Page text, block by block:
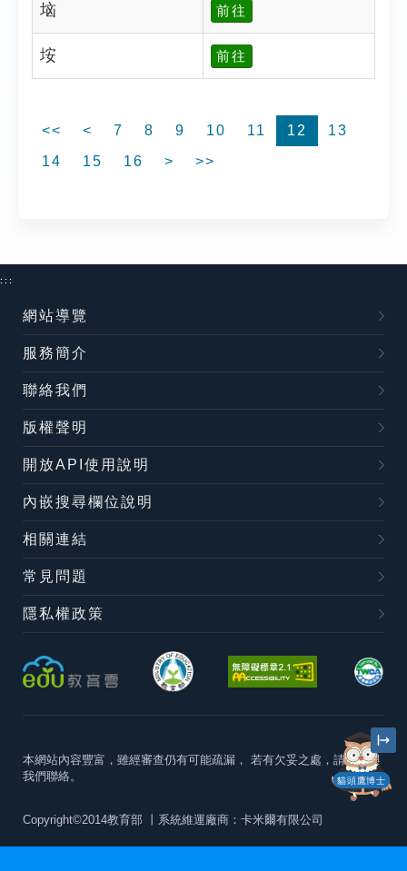
垴 前往
垵 前往
<< < 7 8 9 10 11 12
13
14
15 16 > >>
貓頭鷹博士
:::
網站導覽
服務簡介
聯絡我們
版權聲明
開放API使用說明
內嵌搜尋欄位說明
相關連結
常見問題
隱私權政策
本網站內容豐富，雖經審查仍有可能疏漏， 若有欠妥之處，請隨時與
我們聯絡。
Copyright©2014教育部 丨系統維運廠商：卡米爾有限公司